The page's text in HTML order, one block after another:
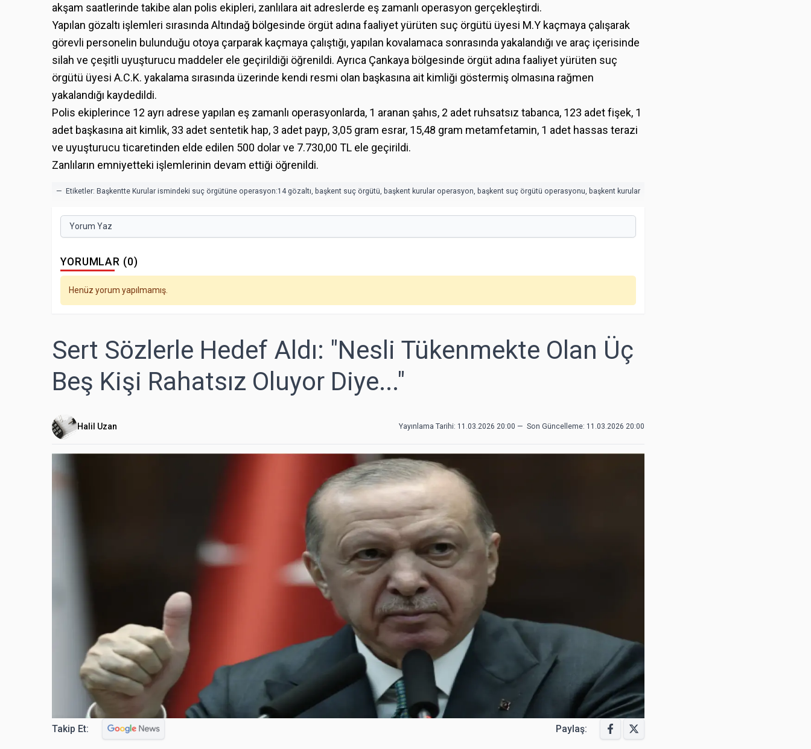
akşam saatlerinde takibe alan polis ekipleri, zanlılara ait adreslerde eş zamanlı operasyon gerçekleştirdi.
Yapılan gözaltı işlemleri sırasında Altındağ bölgesinde örgüt adına faaliyet yürüten suç örgütü üyesi M.Y kaçmaya çalışarak
görevli personelin bulunduğu otoya çarparak kaçmaya çalıştığı, yapılan kovalamaca sonrasında yakalandığı ve araç içerisinde
silah ve çeşitli uyuşturucu maddeler ele geçirildiği öğrenildi. Ayrıca Çankaya bölgesinde örgüt adına faaliyet yürüten suç
örgütü üyesi A.C.K. yakalama sırasında üzerinde kendi resmi olan başkasına ait kimliği göstermiş olmasına rağmen
yakalandığı kaydedildi.
Polis ekiplerince 12 ayrı adrese yapılan eş zamanlı operasyonlarda, 1 aranan şahıs, 2 adet ruhsatsız tabanca, 123 adet fişek, 1
adet başkasına ait kimlik, 33 adet sentetik hap, 3 adet payp, 3,05 gram esrar, 15,48 gram metamfetamin, 1 adet hassas terazi
ve uyuşturucu ticaretinden elde edilen 500 dolar ve 7.730,00 TL ele geçirildi.
Zanlıların emniyetteki işlemlerinin devam ettiği öğrenildi.
— Etiketler: Başkentte Kurular ismindeki suç örgütüne operasyon:14 gözaltı başkent suç örgütü başkent kurular operasyon başkent suç örgütü operasyonu başkent kurular
Yorum Yaz
YORUMLAR (0)
Henüz yorum yapılmamış.
Sert Sözlerle Hedef Aldı: "Nesli Tükenmekte Olan Üç
Beş Kişi Rahatsız Oluyor Diye..."
Halil Uzan Yayınlama Tarihi: 11.03.2026 20:00 — Son Güncelleme: 11.03.2026 20:00
Takip Et: Paylaş: